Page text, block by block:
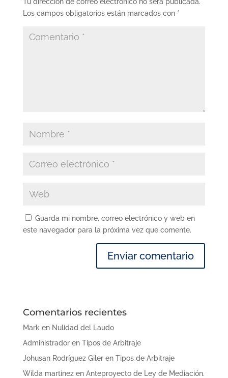
Los campos obligatorios están marcados con *
Guarda mi nombre, correo electrónico y web en
este navegador para la próxima vez que comente.
Comentarios recientes
Mark en Nulidad del Laudo
Administradoren Tipos de Arbitraje
Johusan Rodríguez Gileren Tipos de Arbitraje
Wilda martinezen Anteproyecto de Ley de Mediación.